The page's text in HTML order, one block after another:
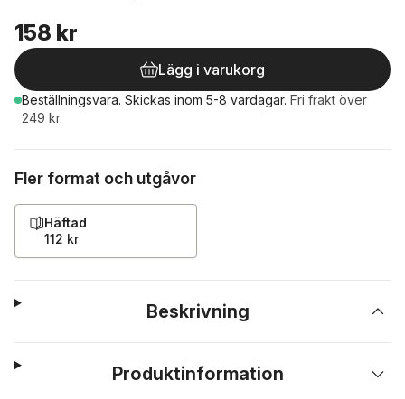
158 kr
Lägg i varukorg
Beställningsvara. Skickas inom 5-8 vardagar. Fri frakt över
249 kr.
Fler format och utgåvor
Häftad
112 kr
Beskrivning
Produktinformation